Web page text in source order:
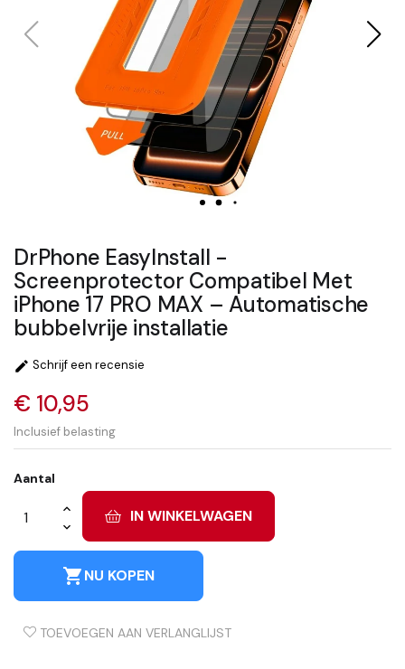
DrPhone EasyInstall -
Screenprotector Compatibel Met
iPhone 17 PRO MAX – Automatische
bubbelvrije installatie
 Schrijf een recensie
€ 10,95
Inclusief belasting
Aantal
IN WINKELWAGEN
shopping_cartNU KOPEN
TOEVOEGEN AAN VERLANGLIJST